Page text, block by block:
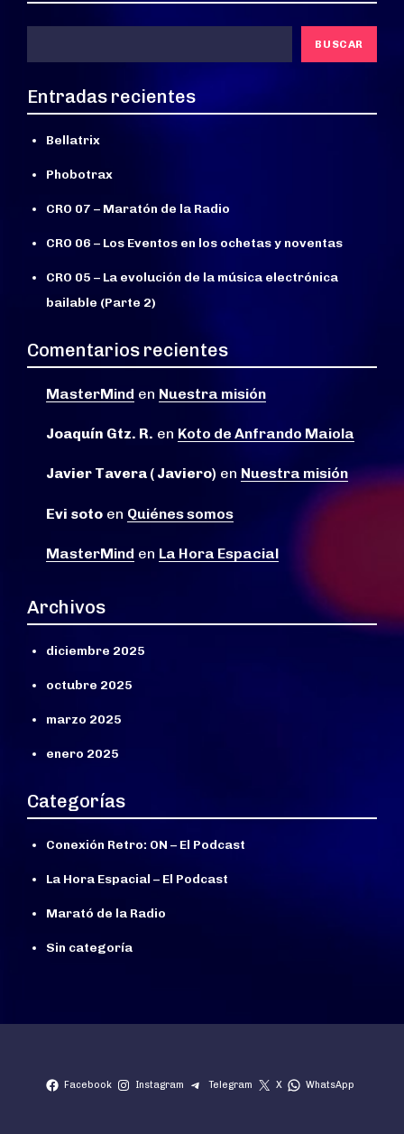
BUSCAR
Entradas recientes
Bellatrix
Phobotrax
CRO 07 – Maratón de la Radio
CRO 06 – Los Eventos en los ochetas y noventas
CRO 05 – La evolución de la música electrónica
bailable (Parte 2)
Comentarios recientes
MasterMind en Nuestra misión
Joaquín Gtz. R. en Koto de Anfrando Maiola
Javier Tavera ( Javiero) en Nuestra misión
Evi soto en Quiénes somos
MasterMind en La Hora Espacial
Archivos
diciembre 2025
octubre 2025
marzo 2025
enero 2025
Categorías
Conexión Retro: ON – El Podcast
La Hora Espacial – El Podcast
Marató de la Radio
Sin categoría
Facebook Instagram Telegram X WhatsApp